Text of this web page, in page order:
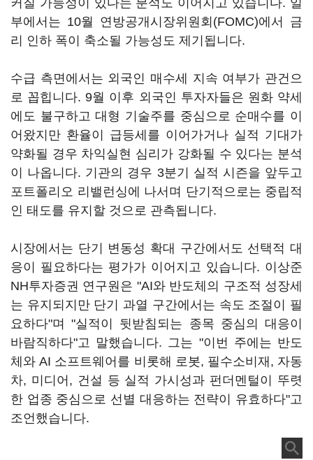
커질 가능성이 있다는 분석도 이어지고 있습니다. 일
부에서는 10월 연방공개시장위원회(FOMC)에서 금
리 인하 폭이 축소될 가능성도 제기됩니다.
수급 측면에서는 외국인 매수세 지속 여부가 관건으
로 꼽힙니다. 9월 이후 외국인 투자자들은 원화 약세
에도 불구하고 대형 기술주를 중심으로 순매수를 이
어왔지만 환율이 급등세를 이어가거나 실적 기대가
약화될 경우 차익실현 심리가 강화될 수 있다는 분석
이 나옵니다. 기관의 경우 3분기 실적 시즌을 앞두고
포트폴리오 리밸런싱에 나서며 단기적으로는 중립적
인 태도를 유지할 것으로 관측됩니다.
시장에서는 단기 변동성 확대 구간에서도 선택적 대
응이 필요하다는 평가가 이어지고 있습니다. 이상준
NH투자증권 연구원은 "AI와 반도체의 구조적 성장세
는 유지되지만 단기 과열 구간에서는 속도 조절이 필
요하다"며 "실적이 뒷받침되는 종목 중심의 대응이
바람직하다"고 말했습니다. 그는 "이번 주에는 반도
체와 AI 소프트웨어를 비롯해 로봇, 필수소비재, 자동
차, 미디어, 건설 등 실적 가시성과 펀더멘털이 뚜렷
한 업종 중심으로 선별 대응하는 전략이 유효하다"고
조언했습니다.